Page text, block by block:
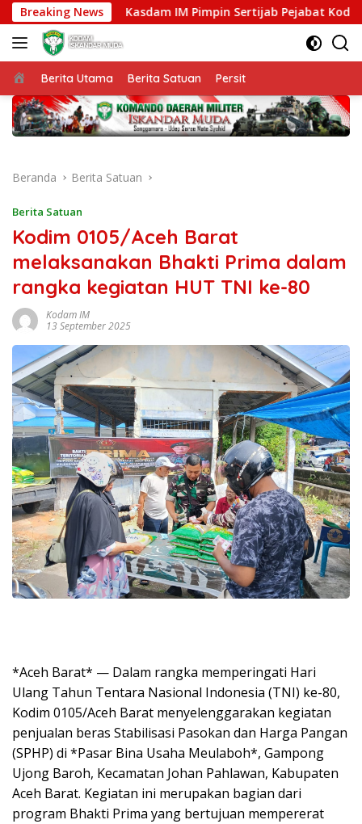
Langsung
ke
konten
Breaking NewsKasdam IM Pimpin Sertijab Pejabat Kodam
Beranda
Berita Utama Berita Satuan Persit
Beranda Berita Satuan
Berita Satuan
Kodim 0105/Aceh Barat
melaksanakan Bhakti Prima dalam
rangka kegiatan HUT TNI ke-80
Kodam IM
13 September 2025
*Aceh Barat* — Dalam rangka memperingati Hari
Ulang Tahun Tentara Nasional Indonesia (TNI) ke-80,
Kodim 0105/Aceh Barat menyelenggarakan kegiatan
penjualan beras Stabilisasi Pasokan dan Harga Pangan
(SPHP) di *Pasar Bina Usaha Meulaboh*, Gampong
Ujong Baroh, Kecamatan Johan Pahlawan, Kabupaten
Aceh Barat. Kegiatan ini merupakan bagian dari
program Bhakti Prima yang bertujuan mempererat